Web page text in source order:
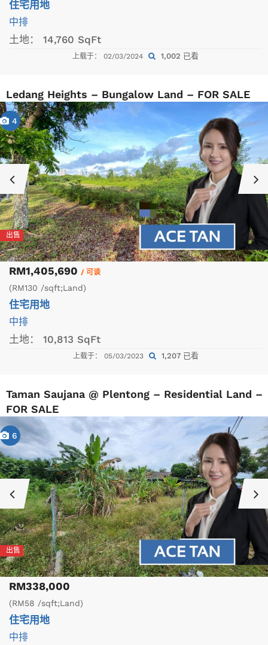
住宅用地
中排
土地： 14,760 SqFt
上载于： 02/03/2024 1,002 已看
Ledang Heights – Bungalow Land – FOR SALE
4
出售
RM1,405,690 / 可谈
(RM130 /sqft;Land)
住宅用地
中排
土地： 10,813 SqFt
上载于： 05/03/2023 1,207 已看
Taman Saujana @ Plentong – Residential Land –
FOR SALE
6
出售
RM338,000
(RM58 /sqft;Land)
住宅用地
中排